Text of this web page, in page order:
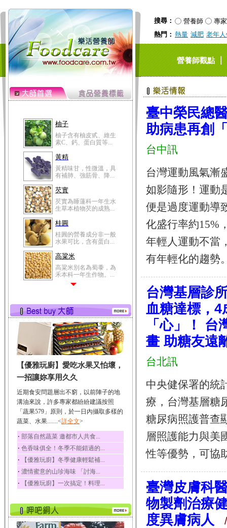
搜尋： 營養師
專家
熱門： 熱量 減肥 老年
營養師觀點｜
柚子
素C、鈣、蛋白質等...
黃精
黃精味甘，性微溫，具
有補肺、強筋骨、降...
芡實
芡實為睡蓮科一年生水
生草本植物芡的成熟...
桂圓
桂圓的營養成分非一般
水果可比，含有蛋白...
高粱米
高粱米別名為蜀黍，為
禾本科一年生作物。...
鯽魚
鯽魚裡所含的營養成分
有蛋白質、脂肪、磷...
鮪魚肚肉中的不飽和脂
肪酸內富含EPA和DH...
韭菜
韭菜所含的膳食纖維能
幫助消化與通便；揮...
冬瓜
冬瓜營養價值高，鈉含
豆豉
豆豉裡頭含有營養的蛋
白質、脂肪、鈣、磷...
榛果
榛果裡所含的營養素有
蛋白質、脂肪、醣類...
迷迭香
迷迭香 裡頭含有咖啡
酸、迷迭香酸、植物...
咖啡中的咖啡因會刺激
中樞神經系統，特別...
【優雅玩廚】愛吃水果又怕壞，
一招讓妳享用久久
近期食安問題層出不窮，以前陣子的地
溝油來說，許多專家都紛紛建議按照
「蔬果579」原則，於一日內攝取多樣的
蔬菜、水果.......<詳全文>
‧ 部落自然蔬菜 邀都市人共食...
‧ 色香味俱全！冬季不能錯過的...
‧ 【優雅玩廚】冬季健康輕鬆補...
‧ 濃情蜜意的山珍海味 「討海...
‧ 【優雅玩廚】一次搞定！料理...
臺中榮民總
助病患再創
台中訊
台灣運動風氣漸
如影隨形！運動
便是過度運動導
化盛行率約15%
年輕人運動不當
有年輕化的趨勢
台灣基層診
血糖達標，4
「心」！
畫 助糖友遠
台北訊
中央健保署的統
療，台灣基層糖
糖尿病照護普查
層照護能力與美
性等優勢，可協
臺灣皮膚科
物製劑治療
度異膚病人 /